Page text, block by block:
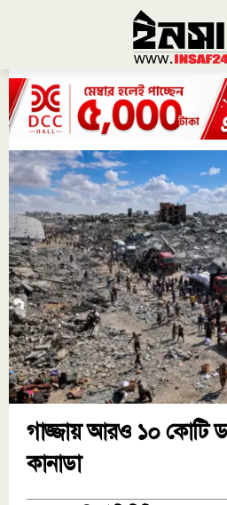
গাজ্জায় আরও ১০ কোটি
কানাডা